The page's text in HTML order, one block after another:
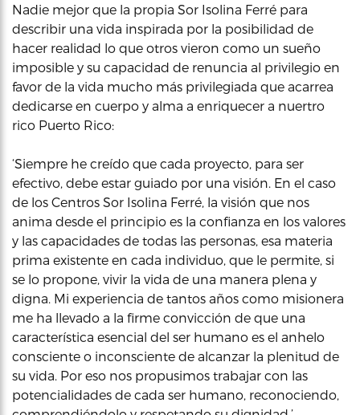
Nadie mejor que la propia Sor Isolina Ferré para
describir una vida inspirada por la posibilidad de
hacer realidad lo que otros vieron como un sueño
imposible y su capacidad de renuncia al privilegio en
favor de la vida mucho más privilegiada que acarrea
dedicarse en cuerpo y alma a enriquecer a nuertro
rico Puerto Rico:
‘Siempre he creído que cada proyecto, para ser
efectivo, debe estar guiado por una visión. En el caso
de los Centros Sor Isolina Ferré, la visión que nos
anima desde el principio es la confianza en los valores
y las capacidades de todas las personas, esa materia
prima existente en cada individuo, que le permite, si
se lo propone, vivir la vida de una manera plena y
digna. Mi experiencia de tantos años como misionera
me ha llevado a la firme convicción de que una
característica esencial del ser humano es el anhelo
consciente o inconsciente de alcanzar la plenitud de
su vida. Por eso nos propusimos trabajar con las
potencialidades de cada ser humano, reconociendo,